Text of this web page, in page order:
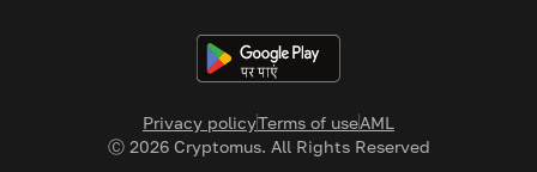
Privacy policyTerms of useAML
Ⓒ 2026Cryptomus. All Rights Reserved